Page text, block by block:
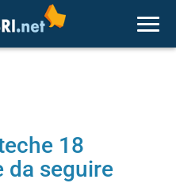
18
da seguire